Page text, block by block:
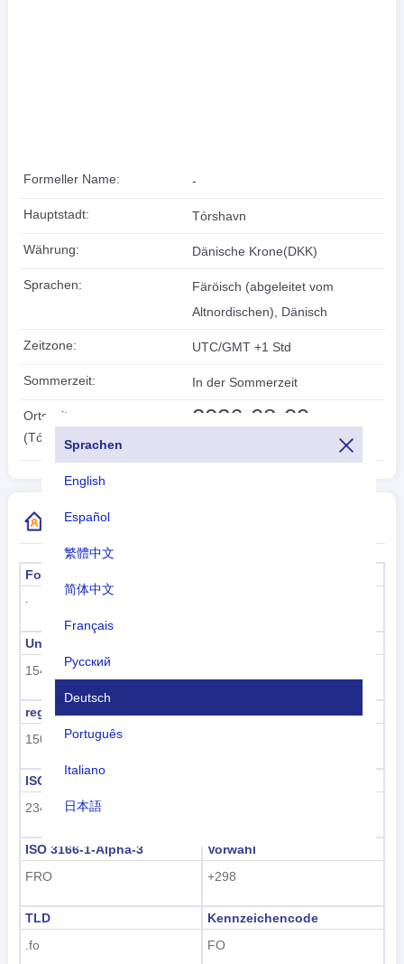
Sprachen
English
Español
繁體中文
简体中文
Français
Русский
Deutsch
Português
Italiano
日本語
Formeller Name: -
Hauptstadt: Tórshavn
Währung: Dänische Krone(DKK)
Sprachen:
Färöisch (abgeleitet vom
Altnordischen), Dänisch
Zeitzone: UTC/GMT +1 Std
Sommerzeit: In der Sommerzeit
Ortszeit:
(Tórshavn)
2026-08-09
Weitere Informationen zum Ländercode
Formeller Name
-
Unterregionscode
154
regioncode
150
Regionsname
ISO 3166-1 numerisch
234
ISO 3166-1-Alpha-3
FRO
Vorwahl
+298
TLD
.fo
Kennzeichencode
FO